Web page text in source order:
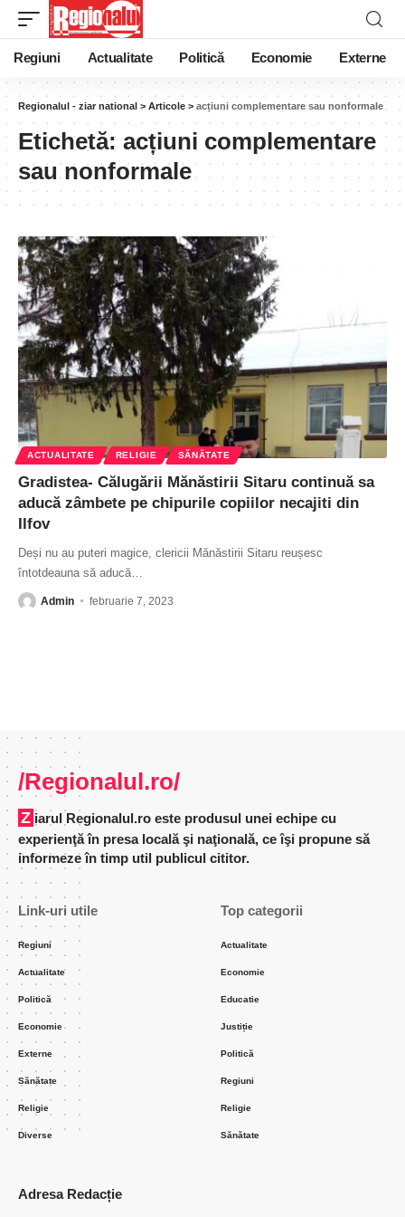
Regiuni Actualitate Politică Economie Externe
Regionalul - ziar national > Articole > acțiuni complementare sau nonformale
Etichetă: acțiuni complementare
sau nonformale
ACTUALITATE RELIGIE SĂNĂTATE
Gradistea- Călugării Mănăstirii Sitaru continuă sa
aducă zâmbete pe chipurile copiilor necajiti din
Ilfov
Deși nu au puteri magice, clericii Mănăstirii Sitaru reușesc
întotdeauna să aducă
Admin februarie 7, 2023
/Regionalul.ro/
Ziarul Regionalul.ro este produsul unei echipe cu
experienţă în presa locală şi naţională, ce îşi propune să
informeze în timp util publicul cititor.
Link-uri utile
Regiuni
Actualitate
Politică
Economie
Externe
Sănătate
Religie
Diverse
Top categorii
Actualitate
Economie
Educatie
Justiție
Politică
Regiuni
Religie
Sănătate
Adresa Redacție